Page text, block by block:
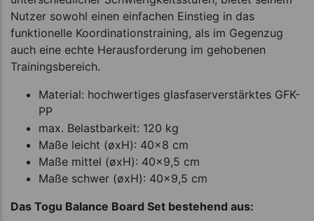
Nutzer sowohl einen einfachen Einstieg in das
funktionelle Koordinationstraining, als im Gegenzug
auch eine echte Herausforderung im gehobenen
Trainingsbereich.
Material: hochwertiges glasfaserverstärktes GFK-
PP
max. Belastbarkeit: 120 kg
Maße leicht (øxH): 40x8 cm
Maße mittel (øxH): 40x9,5 cm
Maße schwer (øxH): 40x9,5 cm
Das Togu Balance Board Set bestehend aus: